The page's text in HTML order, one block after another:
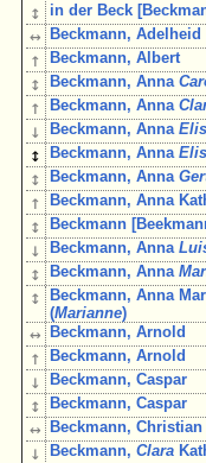
↕ in der Beck
↔ Beckmann, Adelheid
↑ Beckmann, Albert
↕ Beckmann, Anna
↑ Beckmann, Anna
↓ Beckmann, Anna
↕ Beckmann, Anna
↕ Beckmann, Anna
↑ Beckmann, Anna
↕ Beckmann
↓ Beckmann, Anna
↕ Beckmann, Anna
↕
Beckmann, Anna
(Marianne)
↔ Beckmann, Arnold
↑ Beckmann, Arnold
↓ Beckmann, Caspar
↕ Beckmann, Caspar
↔ Beckmann, Christian
↓ Beckmann,Clara